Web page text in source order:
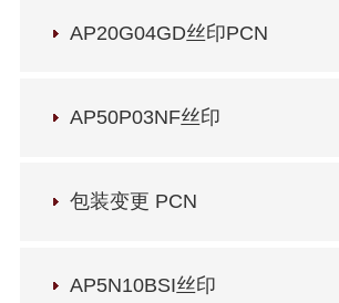
AP20G04GD丝印PCN
AP50P03NF丝印
包装变更 PCN
AP5N10BSI丝印